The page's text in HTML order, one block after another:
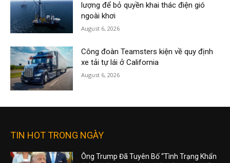
lượng để bỏ quyền khai thác điện gió
ngoài khơi
August 6, 2026
Công đoàn Teamsters kiện về quy định
xe tải tự lái ở California
August 6, 2026
TIN HOT TRONG NGÀY
Ông Trump Đã Tuyên Bố “Tình Trạng Khẩn